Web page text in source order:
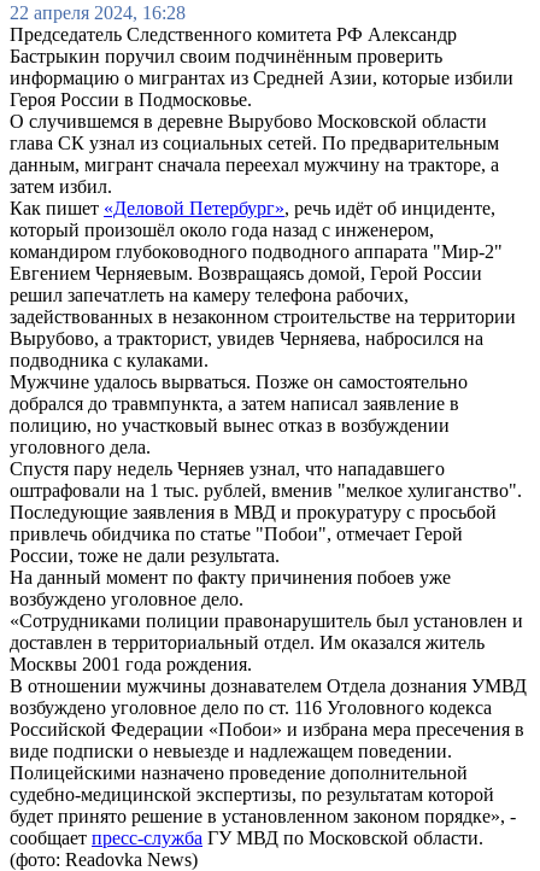
22 апреля 2024, 16:28
Председатель Следственного комитета РФ Александр
Бастрыкин поручил своим подчинённым проверить
информацию о мигрантах из Средней Азии, которые избили
Героя России в Подмосковье.
О случившемся в деревне Вырубово Московской области
глава СК узнал из социальных сетей. По предварительным
данным, мигрант сначала переехал мужчину на тракторе, а
затем избил.
Как пишет «Деловой Петербург», речь идёт об инциденте,
который произошёл около года назад с инженером,
командиром глубоководного подводного аппарата "Мир-2"
Евгением Черняевым. Возвращаясь домой, Герой России
решил запечатлеть на камеру телефона рабочих,
задействованных в незаконном строительстве на территории
Вырубово, а тракторист, увидев Черняева, набросился на
подводника с кулаками.
Мужчине удалось вырваться. Позже он самостоятельно
добрался до травмпункта, а затем написал заявление в
полицию, но участковый вынес отказ в возбуждении
уголовного дела.
Спустя пару недель Черняев узнал, что нападавшего
оштрафовали на 1 тыс. рублей, вменив "мелкое хулиганство".
Последующие заявления в МВД и прокуратуру с просьбой
привлечь обидчика по статье "Побои", отмечает Герой
России, тоже не дали результата.
На данный момент по факту причинения побоев уже
возбуждено уголовное дело.
«Сотрудниками полиции правонарушитель был установлен и
доставлен в территориальный отдел. Им оказался житель
Москвы 2001 года рождения.
В отношении мужчины дознавателем Отдела дознания УМВД
возбуждено уголовное дело по ст. 116 Уголовного кодекса
Российской Федерации «Побои» и избрана мера пресечения в
виде подписки о невыезде и надлежащем поведении.
Полицейскими назначено проведение дополнительной
судебно-медицинской экспертизы, по результатам которой
будет принято решение в установленном законом порядке», -
сообщает пресс-служба ГУ МВД по Московской области.
(фото: Readovka News)